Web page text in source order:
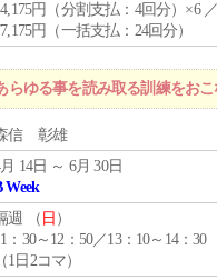
円（分割支払：4回分）×6
円（一括支払：24回分）
ゆる事を読み取る訓練をおこ
信 彰雄
14日 ～ 6月 30日
Week
週 （ 日 ）
：30～12：50／13：10～14：30
（1日2コマ）